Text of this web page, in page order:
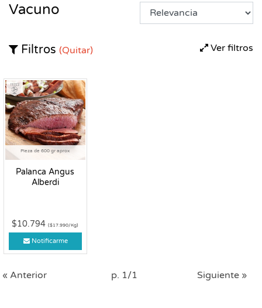
Vacuno
Ver filtros
Filtros (Quitar)
Pieza de 600 gr aprox
Palanca Angus
Alberdi
Fresco
$10.794($17.990/Kg)
Notificarme
« Anterior p. 1/1 Siguiente »